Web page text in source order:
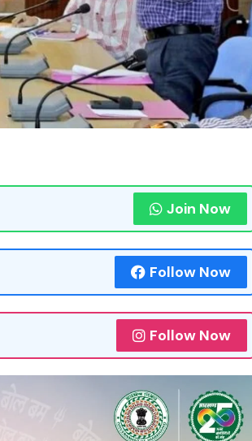
Join Now
Follow Now
Follow Now